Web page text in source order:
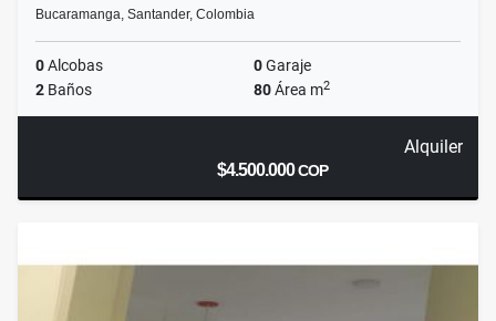
Bucaramanga, Santander, Colombia
0Alcobas 0Garaje
2 Baños 80Área m2
Alquiler
$4.500.000COP